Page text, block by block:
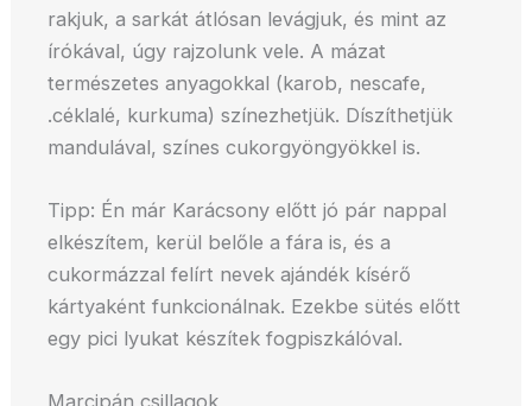
rakjuk, a sarkát átlósan levágjuk, és mint az
írókával, úgy rajzolunk vele. A mázat
természetes anyagokkal (karob, nescafe,
.céklalé, kurkuma) színezhetjük. Díszíthetjük
mandulával, színes cukorgyöngyökkel is.
Tipp: Én már Karácsony előtt jó pár nappal
elkészítem, kerül belőle a fára is, és a
cukormázzal felírt nevek ajándék kísérő
kártyaként funkcionálnak. Ezekbe sütés előtt
egy pici lyukat készítek fogpiszkálóval.